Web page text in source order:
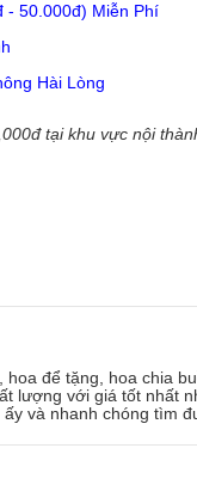
- 50.000đ) Miễn Phí
Hài Lòng
tại khu vực nội
hoa để tặng, hoa chia
lượng với giá tốt nhất
và nhanh chóng tìm